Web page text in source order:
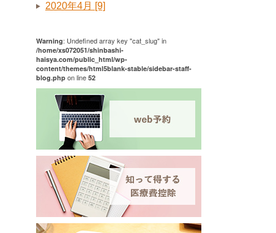
2020年4月 [9]
Warning: Undefined array key "cat_slug" in
/home/xs072051/shinbashi-
haisya.com/public_html/wp-
content/themes/html5blank-stable/sidebar-staff-
blog.php on line 52